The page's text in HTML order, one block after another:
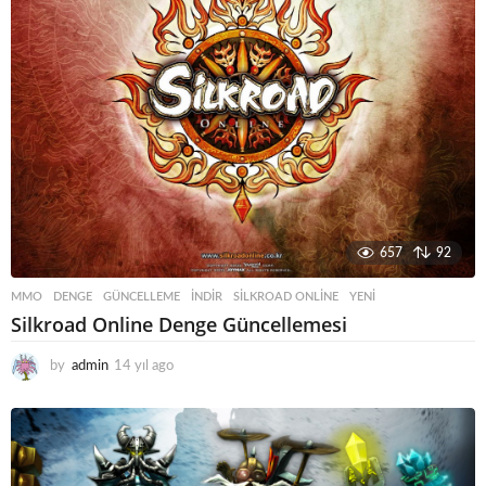
o
657 92
MMO DENGE ,GÜNCELLEME INDIR ,SILKROAD ONLINE ,YENI
Silkroad Online Denge Güncellemesi
by admin 14 yıl ago
ı
l
a